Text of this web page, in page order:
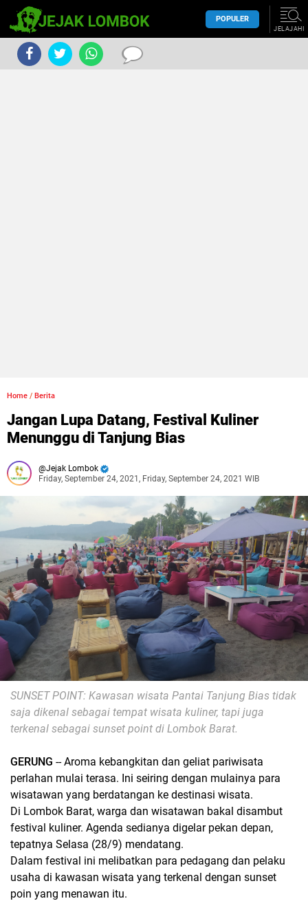
POPULER
JELAJAHI
Home / Berita
Jangan Lupa Datang, Festival Kuliner
Menunggu di Tanjung Bias
Jejak Lombok
Friday, September 24, 2021, Friday, September 24, 2021 WIB
SUNSET POINT: Kawasan wisata Pantai Tanjung Bias tidak
saja dikenal sebagai tempat wisata kuliner, tapi juga
terkenal sebagai sunset point di Lombok Barat.
GERUNG -- Aroma kebangkitan dan geliat pariwisata
perlahan mulai terasa. Ini seiring dengan mulainya para
wisatawan yang berdatangan ke destinasi wisata.
Di Lombok Barat, warga dan wisatawan bakal disambut
festival kuliner. Agenda sedianya digelar pekan depan,
tepatnya Selasa (28/9) mendatang.
Dalam festival ini melibatkan para pedagang dan pelaku
usaha di kawasan wisata yang terkenal dengan sunset
poin yang menawan itu.